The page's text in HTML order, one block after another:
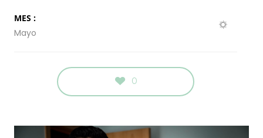
MES :
Mayo
0